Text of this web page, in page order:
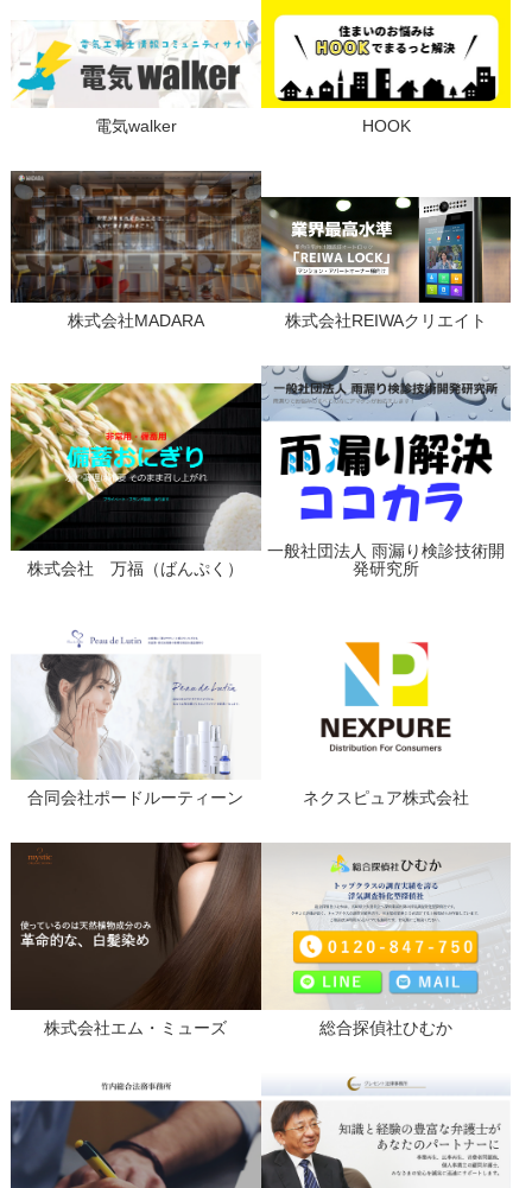
電気walker HOOK
株式会社MADARA 株式会社REIWAクリエイト
株式会社 万福（ばんぷく）
一般社団法人 雨漏り検診技術開
発研究所
合同会社ポードルーティーン ネクスピュア株式会社
株式会社エム・ミューズ 総合探偵社ひむか